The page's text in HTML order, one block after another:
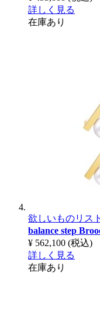
詳しく見る
在庫あり
欲しいものリス
balance step
¥ 562,100 (税込)
詳しく見る
在庫あり